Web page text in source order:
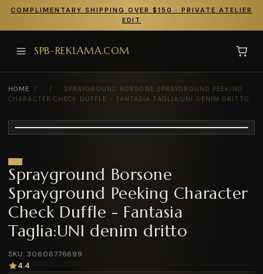
COMPLIMENTARY SHIPPING OVER $150 · PRIVATE ATELIER
EDIT
SPB-REKLAMA.COM
HOME / /
SPRAYGROUND BORSONE SPRAYGROUND PEEKING
CHARACTER CHECK DUFFLE - FANTASIA TAGLIA:UNI DENIM DRITTO
Sprayground Borsone
Sprayground Peeking Character
Check Duffle - Fantasia
Taglia:UNI denim dritto
SKU: 30606776699
4.4